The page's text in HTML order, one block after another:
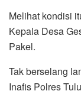
Melihat kondisi
Kepala Desa
Pakel.
Tak berselang
Inafis Polres